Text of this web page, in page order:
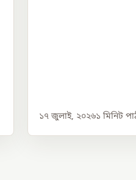
১৭ জুলাই, ২০২৬১ মিনিট